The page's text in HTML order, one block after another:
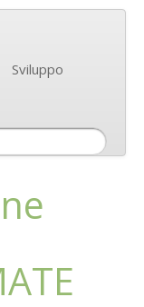
Sviluppo